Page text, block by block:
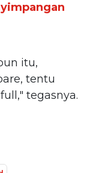
itu,
tentu
tegasnya.